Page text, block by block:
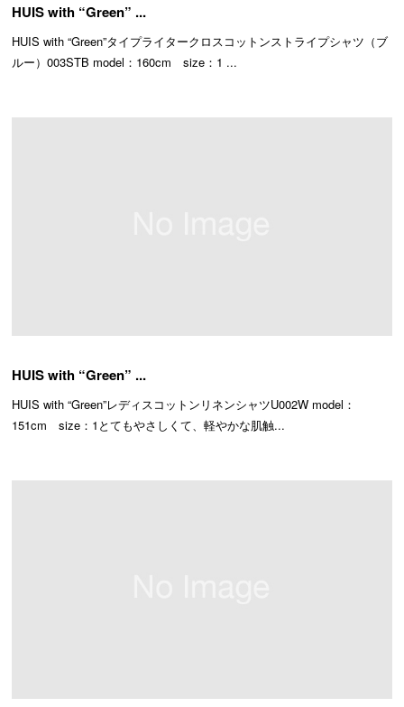
HUIS with “Green” ...
HUIS with “Green”タイプライタークロスコットンストライプシャツ（ブ
ルー）003STB model：160cm size：1 ...
HUIS with “Green” ...
HUIS with “Green”レディスコットンリネンシャツU002W model：
151cm size：1とてもやさしくて、軽やかな肌触...